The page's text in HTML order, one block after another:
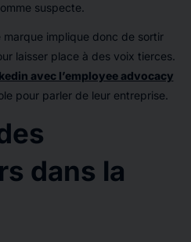
suspecte.
marque implique donc de sortir
laisser place à des voix tierces.
avec l’employee advocacy
pour parler de leur entreprise.
dans la